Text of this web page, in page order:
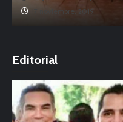
17 noviembre, 2019
Editorial